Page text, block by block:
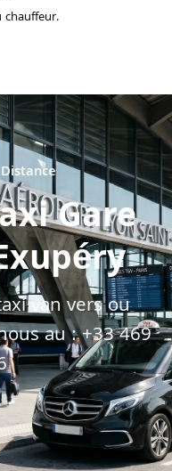
chauffeur.
Gare
van vers ou
au :+33 469